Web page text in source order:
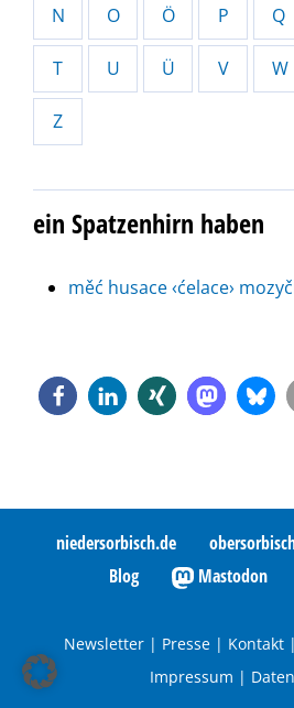
N O Ö P Q
T U Ü V W
Z
ein Spatzenhirn haben
měć husace ‹ćelace›
niedersorbisch.de
Blog
Mastodon
Newsletter | Presse | Kontakt |
Impressum |